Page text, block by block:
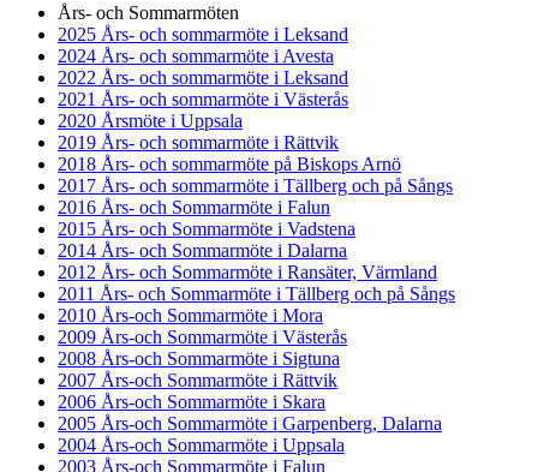
Års- och Sommarmöten
2025 Års- och sommarmöte i Leksand
2024 Års- och sommarmöte i Avesta
2022 Års- och sommarmöte i Leksand
2021 Års- och sommarmöte i Västerås
2020 Årsmöte i Uppsala
2019 Års- och sommarmöte i Rättvik
2018 Års- och sommarmöte på Biskops Arnö
2017 Års- och sommarmöte i Tällberg och på Sångs
2016 Års- och Sommarmöte i Falun
2015 Års- och Sommarmöte i Vadstena
2014 Års- och Sommarmöte i Dalarna
2012 Års- och Sommarmöte i Ransäter, Värmland
2011 Års- och Sommarmöte i Tällberg och på Sångs
2010 Års-och Sommarmöte i Mora
2009 Års-och Sommarmöte i Västerås
2008 Års-och Sommarmöte i Sigtuna
2007 Års-och Sommarmöte i Rättvik
2006 Års-och Sommarmöte i Skara
2005 Års-och Sommarmöte i Garpenberg, Dalarna
2004 Års-och Sommarmöte i Uppsala
2003 Års-och Sommarmöte i Falun